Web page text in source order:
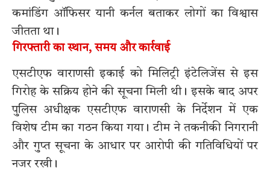
कमांडिंग ऑफिसर यानी कर्नल बताकर लोगों का विश्वास
जीतता था।
गिरफ्तारी का स्थान, समय और कार्रवाई
एसटीएफ वाराणसी इकाई को मिलिट्री इंटेलिजेंस से इस
गिरोह के सक्रिय होने की सूचना मिली थी। इसके बाद अपर
पुलिस अधीक्षक एसटीएफ वाराणसी के निर्देशन में एक
विशेष टीम का गठन किया गया। टीम ने तकनीकी निगरानी
और गुप्त सूचना के आधार पर आरोपी की गतिविधियों पर
नजर रखी।